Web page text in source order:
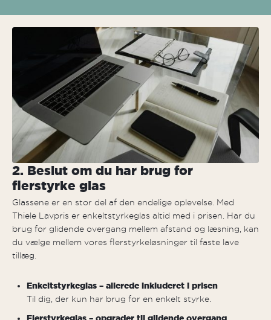
2. Beslut om du har brug for
flerstyrke glas
Glassene er en stor del af den endelige oplevelse. Med
Thiele Lavpris er enkeltstyrkeglas altid med i prisen. Har du
brug for glidende overgang mellem afstand og læsning, kan
du vælge mellem vores flerstyrkeløsninger til faste lave
tillæg.
Enkeltstyrkeglas – allerede inkluderet i prisen
Til dig, der kun har brug for en enkelt styrke.
Flerstyrkeglas – opgrader til glidende overgang